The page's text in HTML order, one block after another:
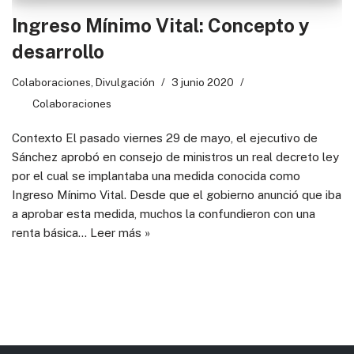
Ingreso Mínimo Vital: Concepto y
desarrollo
Colaboraciones Divulgación
3 junio 2020
Colaboraciones
Contexto El pasado viernes 29 de mayo, el ejecutivo de
Sánchez aprobó en consejo de ministros un real decreto ley
por el cual se implantaba una medida conocida como
Ingreso Mínimo Vital. Desde que el gobierno anunció que iba
a aprobar esta medida, muchos la confundieron con una
renta básica… Leer más »